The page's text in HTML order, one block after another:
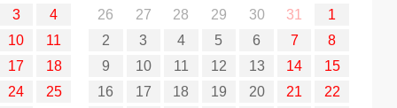
3
4
10
11
17
18
24
25
26
27 28 29 30 31
1
2
3 4 5 6 7
8
9
10 11 12 13 14
15
16
17 18 19 20 21
22